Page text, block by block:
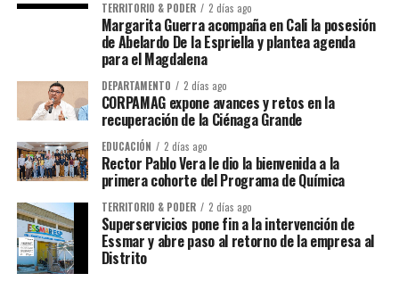
TERRITORIO & PODER 2 días ago
Margarita Guerra acompaña en Cali la posesión
de Abelardo De la Espriella y plantea agenda
para el Magdalena
DEPARTAMENTO 2 días ago
CORPAMAG expone avances y retos en la
recuperación de la Ciénaga Grande
EDUCACIÓN 2 días ago
Rector Pablo Vera le dio la bienvenida a la
primera cohorte del Programa de Química
TERRITORIO & PODER 2 días ago
Superservicios pone fin a la intervención de
Essmar y abre paso al retorno de la empresa al
Distrito